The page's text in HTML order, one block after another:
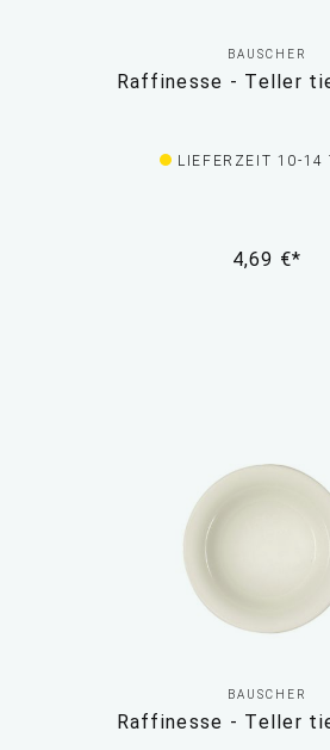
BAUSCHER
Raffinesse - Teller
LIEFERZEIT 10-14
4,69 €*
BAUSCHER
Raffinesse - Teller